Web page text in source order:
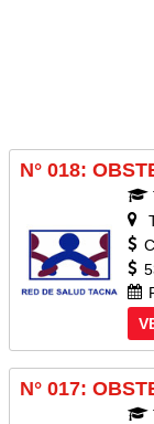
N° 018:
N° 017: